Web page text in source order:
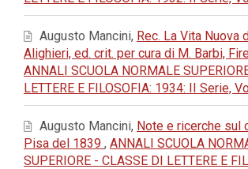
Augusto Mancini, Rec. La Vita Nuova
Alighieri, ed. crit. per cura di M. Barbi,
ANNALI SCUOLA NORMALE
LETTERE E FILOSOFIA: 1934: II Serie,
Augusto Mancini, Note e ricerche sul
Pisa del 1839 , ANNALI SCUOLA
SUPERIORE - CLASSE DI LETTERE E